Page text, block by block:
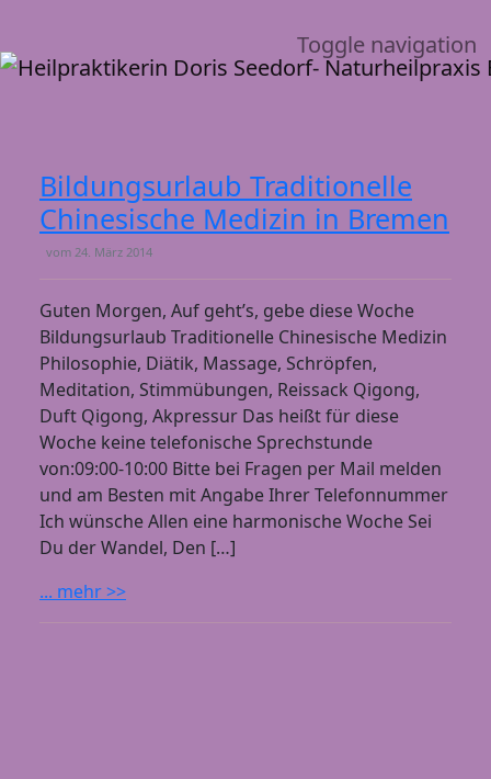
Toggle navigation
Bildungsurlaub Traditionelle
Chinesische Medizin in Bremen
vom 24. März 2014
Guten Morgen, Auf geht’s, gebe diese Woche
Bildungsurlaub Traditionelle Chinesische Medizin
Philosophie, Diätik, Massage, Schröpfen,
Meditation, Stimmübungen, Reissack Qigong,
Duft Qigong, Akpressur Das heißt für diese
Woche keine telefonische Sprechstunde
von:09:00-10:00 Bitte bei Fragen per Mail melden
und am Besten mit Angabe Ihrer Telefonnummer
Ich wünsche Allen eine harmonische Woche Sei
Du der Wandel, Den […]
... mehr >>